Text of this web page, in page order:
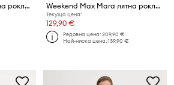
Weekend Max Mara лятна рокля от памук CAPSULA Weekend Max Mara лятна рокля от памук SAGGINA
Текуща цена:
129,90 €
Редовна цена:209,90 €
Най-ниска цена:139,90 €